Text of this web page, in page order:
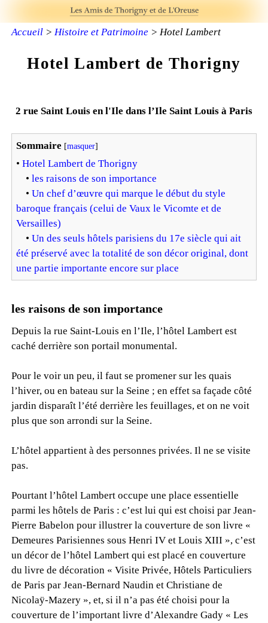
Accueil> Histoire et Patrimoine> Hotel Lambert
Hotel Lambert de Thorigny
2 rue Saint Louis en l'Ile dans l’Ile Saint Louis à Paris
Sommaire [masquer]
• Hotel Lambert de Thorigny
• les raisons de son importance
• Un chef d’œuvre qui marque le début du style
baroque français (celui de Vaux le Vicomte et de
Versailles)
• Un des seuls hôtels parisiens du 17e siècle qui ait
été préservé avec la totalité de son décor original, dont
une partie importante encore sur place
les raisons de son importance
Depuis la rue Saint-Louis en l’Ile, l’hôtel Lambert est
caché derrière son portail monumental.
Pour le voir un peu, il faut se promener sur les quais
l’hiver, ou en bateau sur la Seine ; en effet sa façade côté
jardin disparaît l’été derrière les feuillages, et on ne voit
plus que son arrondi sur la Seine.
L’hôtel appartient à des personnes privées. Il ne se visite
pas.
Pourtant l’hôtel Lambert occupe une place essentielle
parmi les hôtels de Paris : c’est lui qui est choisi par Jean-
Pierre Babelon pour illustrer la couverture de son livre «
Demeures Parisiennes sous Henri IV et Louis XIII », c’est
un décor de l’hôtel Lambert qui est placé en couverture
du livre de décoration « Visite Privée, Hôtels Particuliers
de Paris par Jean-Bernard Naudin et Christiane de
Nicolaÿ-Mazery », et, si il n’a pas été choisi pour la
couverture de l’important livre d’Alexandre Gady « Les